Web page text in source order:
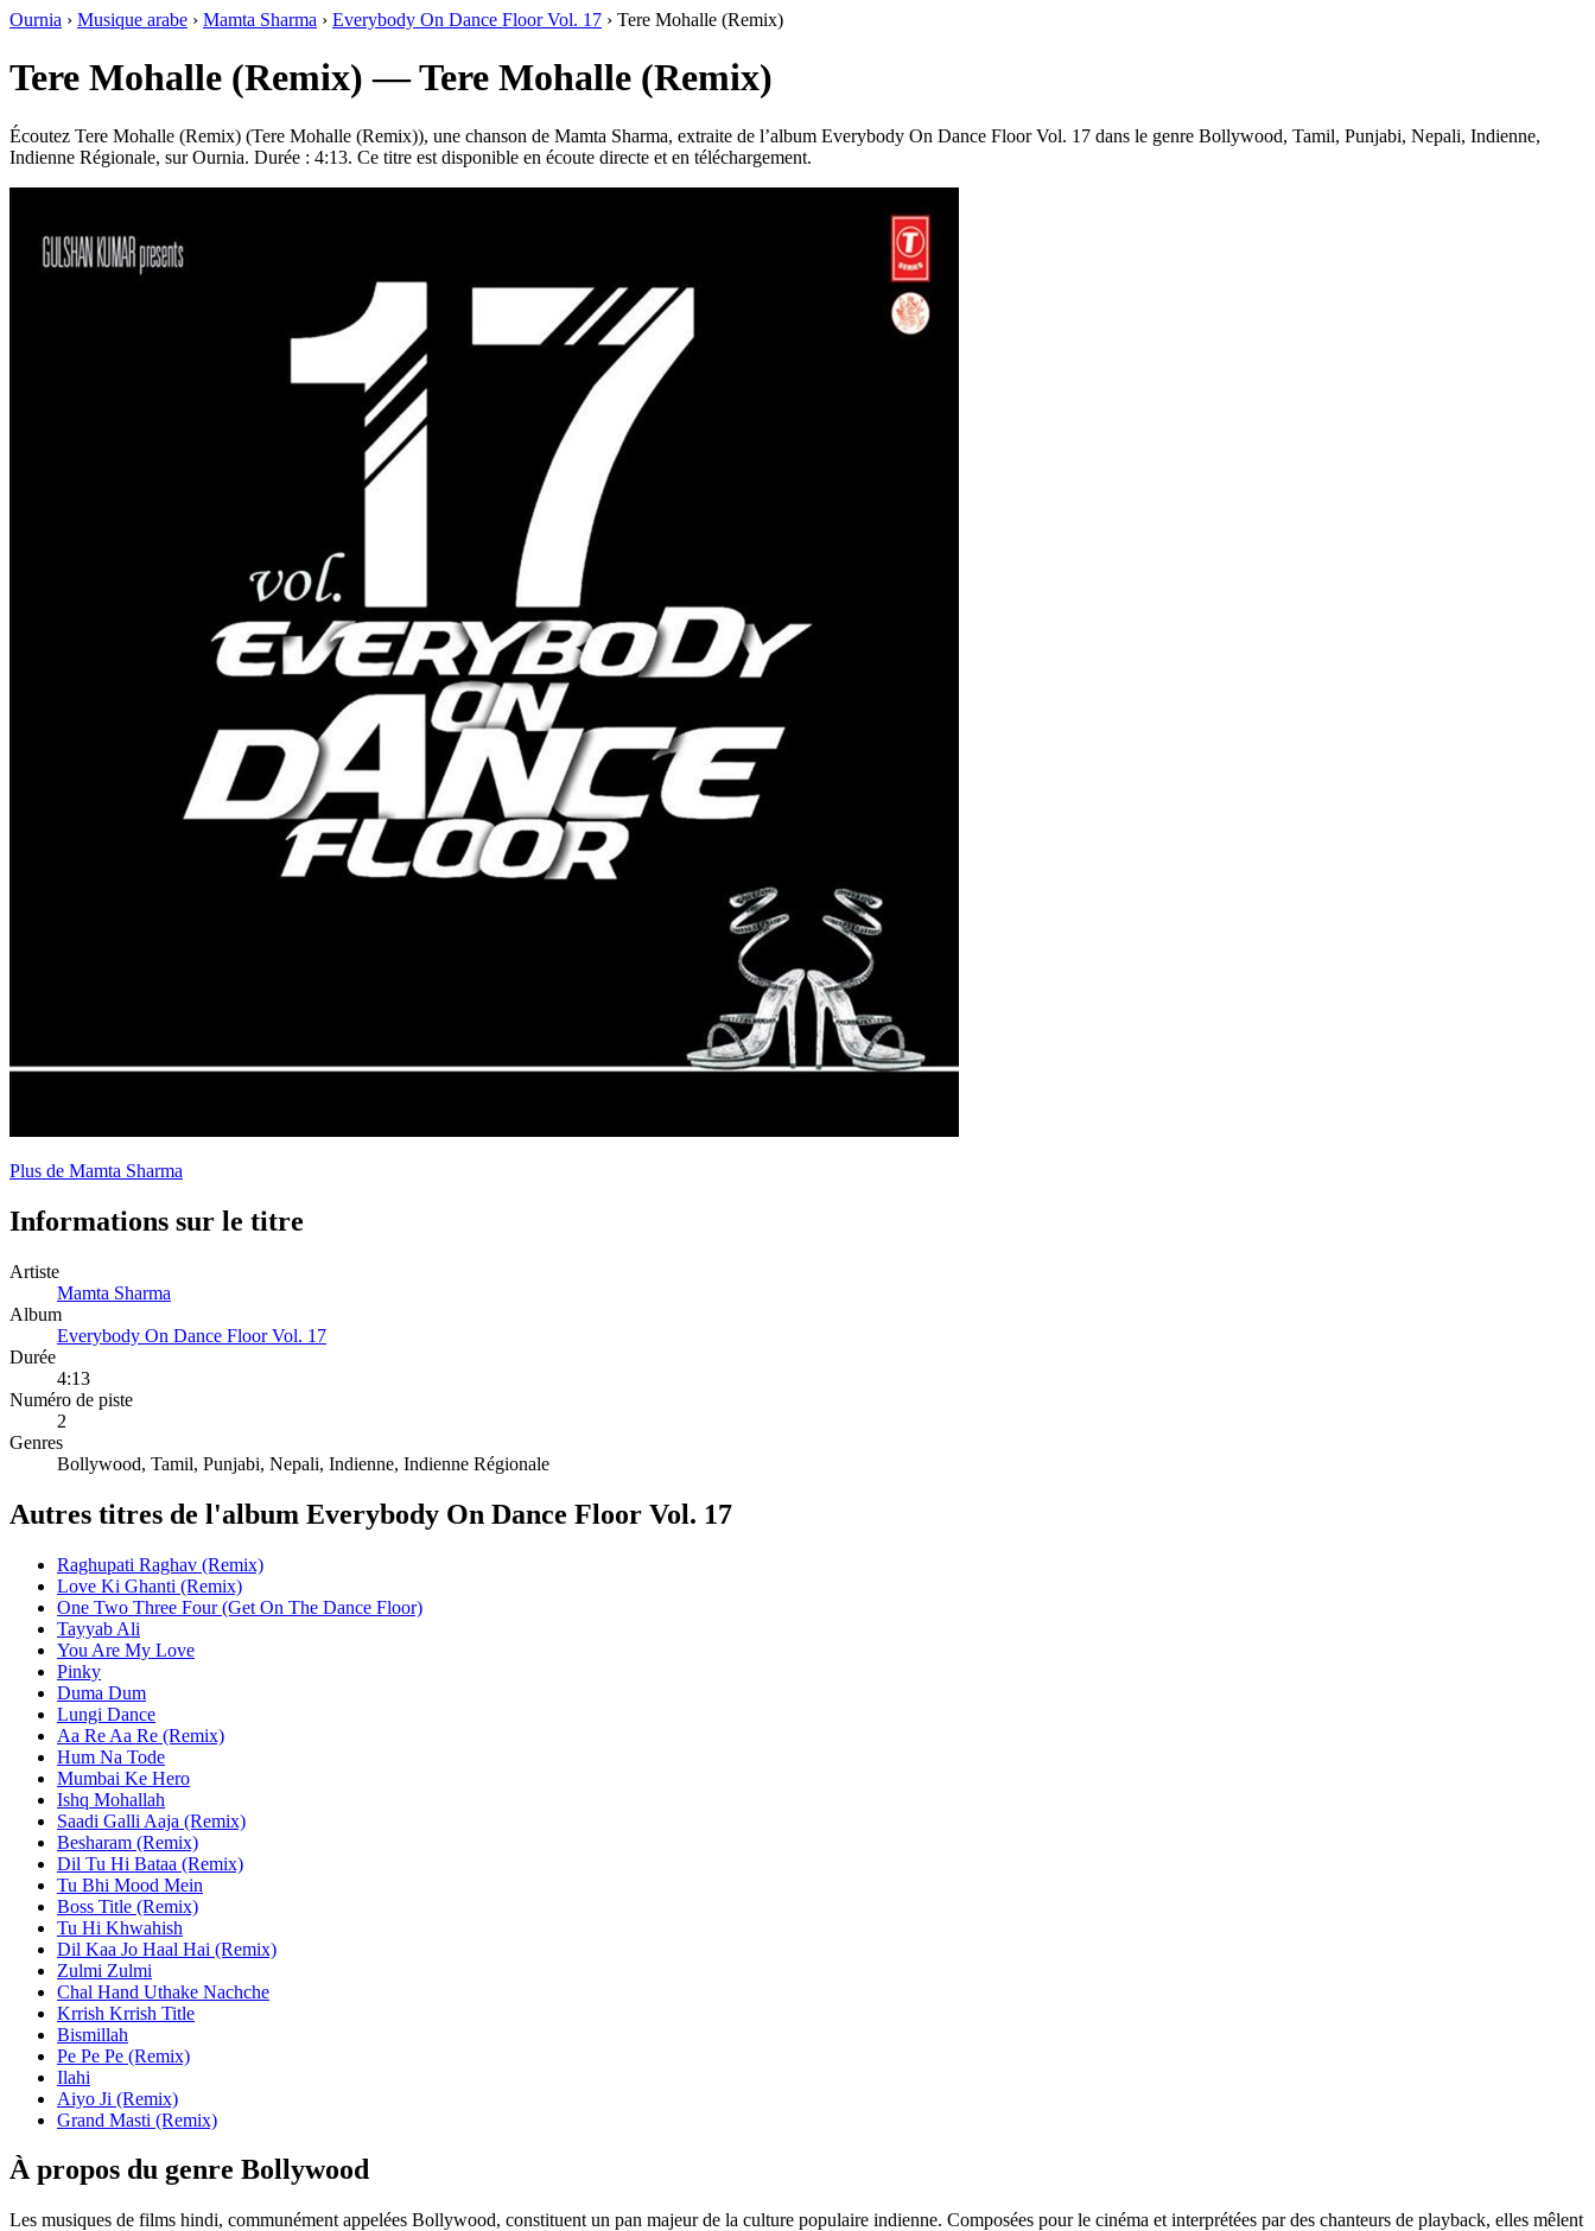
Ournia › Musique arabe › Mamta Sharma › Everybody On Dance Floor Vol. 17 › Tere Mohalle (Remix)
Tere Mohalle (Remix) — Tere Mohalle (Remix)
Écoutez Tere Mohalle (Remix) (Tere Mohalle (Remix)), une chanson de Mamta Sharma, extraite de l’album Everybody On Dance Floor Vol. 17 dans le genre Bollywood, Tamil, Punjabi, Nepali, Indienne,
Indienne Régionale, sur Ournia. Durée : 4:13. Ce titre est disponible en écoute directe et en téléchargement.
Plus de Mamta Sharma
Informations sur le titre
Artiste
Mamta Sharma
Album
Everybody On Dance Floor Vol. 17
Durée
4:13
Numéro de piste
2
Genres
Bollywood, Tamil, Punjabi, Nepali, Indienne, Indienne Régionale
Autres titres de l'album Everybody On Dance Floor Vol. 17
Raghupati Raghav (Remix)
Love Ki Ghanti (Remix)
One Two Three Four (Get On The Dance Floor)
Tayyab Ali
You Are My Love
Pinky
Duma Dum
Lungi Dance
Aa Re Aa Re (Remix)
Hum Na Tode
Mumbai Ke Hero
Ishq Mohallah
Saadi Galli Aaja (Remix)
Besharam (Remix)
Dil Tu Hi Bataa (Remix)
Tu Bhi Mood Mein
Boss Title (Remix)
Tu Hi Khwahish
Dil Kaa Jo Haal Hai (Remix)
Zulmi Zulmi
Chal Hand Uthake Nachche
Krrish Krrish Title
Bismillah
Pe Pe Pe (Remix)
Ilahi
Aiyo Ji (Remix)
Grand Masti (Remix)
À propos du genre Bollywood
Les musiques de films hindi, communément appelées Bollywood, constituent un pan majeur de la culture populaire indienne. Composées pour le cinéma et interprétées par des chanteurs de playback, elles mêlent